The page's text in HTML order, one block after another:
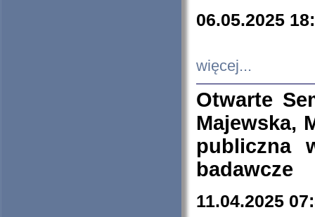
06.05.2025
więcej...
Otwarte
Majewska,
publiczna
badawcze
11.04.2025